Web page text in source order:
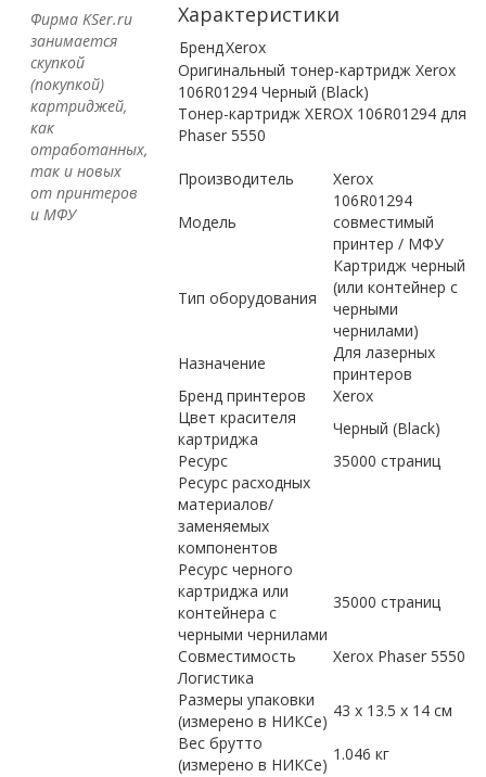
Фирма KSer.ru
занимается
скупкой
(покупкой)
картриджей,
как
отработанных,
так и новых
от принтеров
и МФУ
Характеристики
БрендXerox
Оригинальный тонер-картридж Xerox
106R01294 Черный (Black)
Тонер-картридж XEROX 106R01294 для
Phaser 5550
Производитель Xerox
Модель
106R01294
совместимый
принтер / МФУ
Тип оборудования
Картридж черный
(или контейнер с
черными
чернилами)
Назначение
Для лазерных
принтеров
Бренд принтеров
Xerox
Цвет красителя
картриджа
Черный (Black)
Ресурс
35000 страниц
Ресурс расходных
материалов/
заменяемых
компонентов
Ресурс черного
картриджа или
контейнера с
черными чернилами
35000 страниц
Совместимость
Xerox Phaser 5550
Логистика
Размеры упаковки
(измерено в НИКСе)
43 x 13.5 x 14 см
Вес брутто
(измерено в НИКСе)
1.046 кг